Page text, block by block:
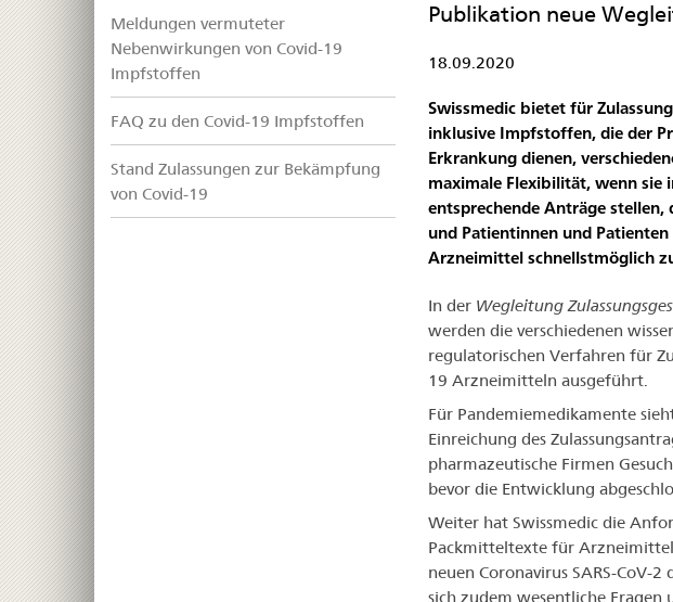
Meldungen vermuteter
Nebenwirkungen von Covid-19
Impfstoffen
FAQ zu den Covid-19 Impfstoffen
Stand Zulassungen zur Bekämpfung
von Covid-19
Publikation neue
18.09.2020
Swissmedic bietet für
inklusive Impfstoffen, die der
Erkrankung dienen,
maximale Flexibilität, wenn sie
entsprechende Anträge stellen,
und Patientinnen und
Arzneimittel schnellstmöglich
In der Wegleitung
werden die verschiedenen
regulatorischen Verfahren für
19 Arzneimitteln ausgeführt.
Für Pandemiemedikamente
Einreichung des
pharmazeutische Firmen
bevor die Entwicklung
Weiter hat Swissmedic die
Packmitteltexte für
neuen Coronavirus SARS-CoV-
sich zudem wesentliche